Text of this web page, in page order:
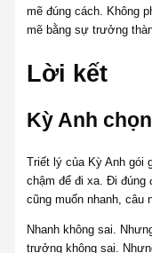
mẽ đúng cách. Không
mẽ bằng sự trưởng
Lời kết
Kỳ Anh
Triết lý của Kỳ Anh gói
chậm để đi xa. Đi đúng
cũng muốn nhanh, câu
Nhanh không sai.
trưởng không sai.